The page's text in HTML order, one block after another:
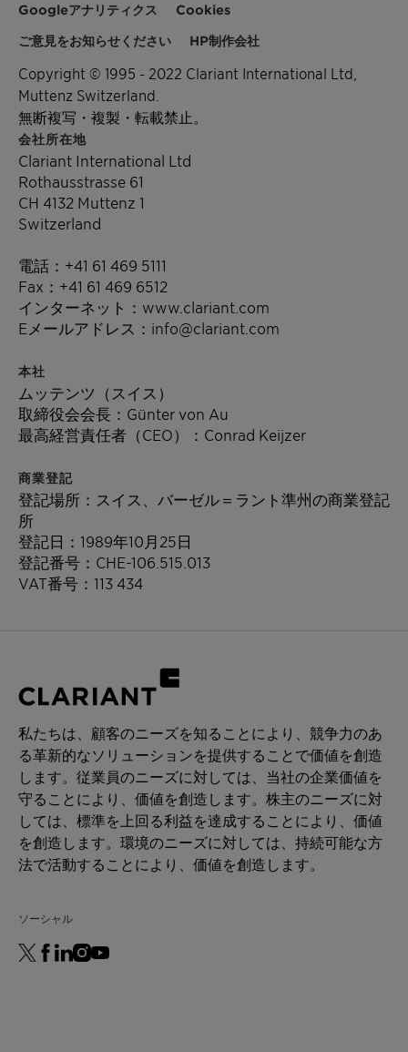
Googleアナリティクス
Cookies
ご意見をお知らせください
HP制作会社
Copyright © 1995 - 2022 Clariant International Ltd,
Muttenz Switzerland.
無断複写・複製・転載禁止。
会社所在地
Clariant International Ltd
Rothausstrasse 61
CH 4132 Muttenz 1
Switzerland
電話：+41 61 469 5111
Fax：+41 61 469 6512
インターネット：www.clariant.com
Eメールアドレス：info@clariant.com
本社
ムッテンツ（スイス）
取締役会会長：Günter von Au
最高経営責任者（CEO）：Conrad Keijzer
商業登記
登記場所：スイス、バーゼル＝ラント準州の商業登記
所
登記日：1989年10月25日
登記番号： CHE-106.515.013
VAT番号：113 434
私たちは、顧客のニーズを知ることにより、競争力のあ
る革新的なソリューションを提供することで価値を創造
します。従業員のニーズに対しては、当社の企業価値を
守ることにより、価値を創造します。株主のニーズに対
しては、標準を上回る利益を達成することにより、価値
を創造します。環境のニーズに対しては、持続可能な方
法で活動することにより、価値を創造します。
ソーシャル